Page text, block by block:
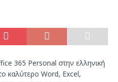
365 Personal στην ελληνική
καλύτερο Word, Excel,